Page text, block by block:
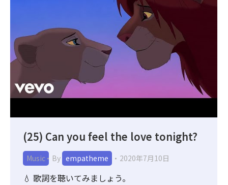
(25) Can you feel the love tonight?
Music By empatheme 2020年7月10日
💧 歌詞を聴いてみましょう。